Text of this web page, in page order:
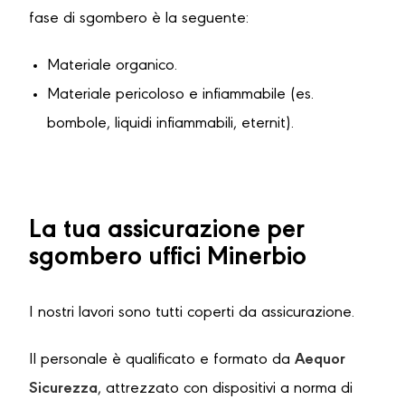
fase di sgombero è la seguente:
Materiale organico.
Materiale pericoloso e infiammabile (es.
bombole, liquidi infiammabili, eternit).
La tua assicurazione per
sgombero uffici Minerbio
I nostri lavori sono tutti coperti da assicurazione.
Il personale è qualificato e formato da Aequor
Sicurezza, attrezzato con dispositivi a norma di